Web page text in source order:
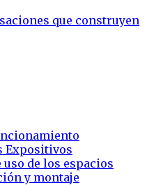
que construyen
Expositivos
de los espacios
y montaje